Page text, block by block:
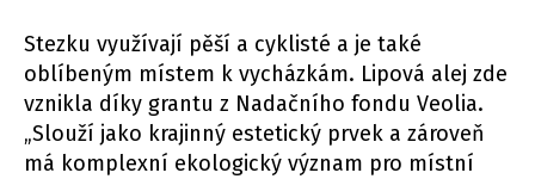
Stezku využívají pěší a cyklisté a je také
oblíbeným místem k vycházkám. Lipová alej zde
vznikla díky grantu z Nadačního fondu Veolia.
„Slouží jako krajinný estetický prvek a zároveň
má komplexní ekologický význam pro místní